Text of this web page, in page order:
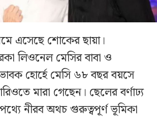
এসেছে শোকের ছায়া।
লিওনেল মেসির বাবা ও
হোর্হে মেসি ৬৮ বছর বয়সে
মারা গেছেন। ছেলের বর্ণাঢ্য
নীরব অথচ গুরুত্বপূর্ণ ভূমিকা